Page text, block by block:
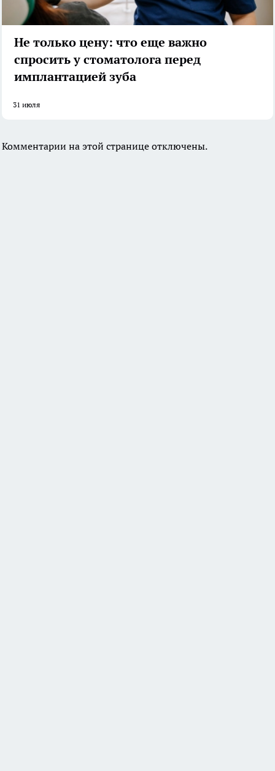
Не только цену: что еще важно
спросить у стоматолога перед
имплантацией зуба
31 июля
Комментарии на этой странице отключены.